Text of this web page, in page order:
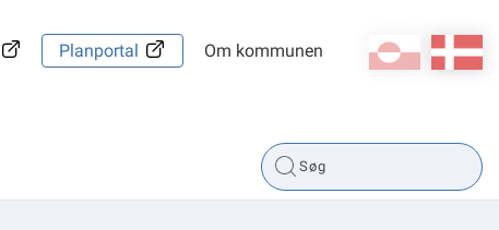
kl-GL
Planportal Om kommunen